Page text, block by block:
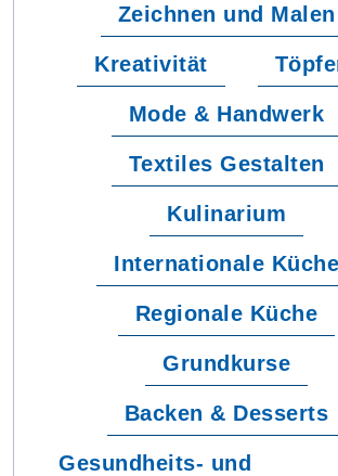
Zeichnen und Malen
Kreativität
Mode & Handwerk
Textiles Gestalten
Kulinarium
Internationale Küche
Regionale Küche
Grundkurse
Backen & Desserts
Gesundheits- und